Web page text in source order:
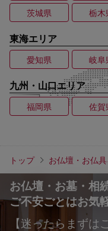
茨城県
栃木
東海エリア
愛知県 岐阜
九州・山口エリア
福岡県 佐賀
トップ お仏壇・お仏
お仏壇・お墓・相
ご不安ごとはお気
【迷ったらまずは